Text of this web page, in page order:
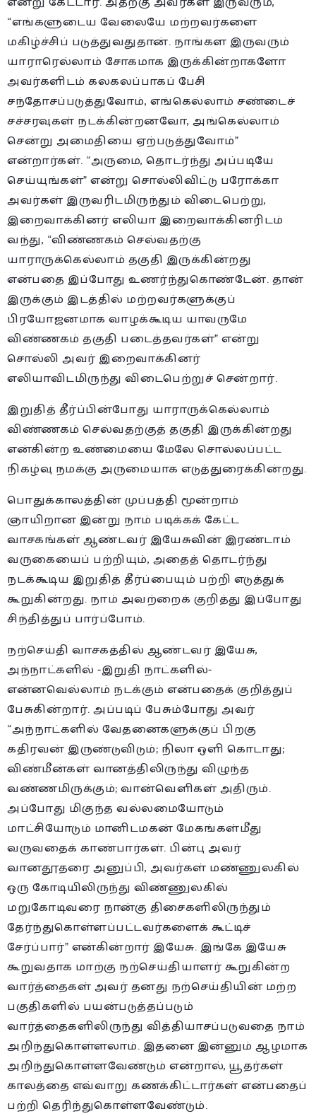
“எங்களுடைய வேலையே மற்றவர்களை
மகிழ்ச்சிப் படுத்துவதுதான். நாங்கள இருவரும்
யாராரெல்லாம் சோகமாக இருக்கின்றாகளோ
அவர்களிடம் கலகலப்பாகப் பேசி
சந்தோசப்படுத்துவோம், எங்கெல்லாம் சண்டைச்
சச்சரவுகள் நடக்கின்றனவோ, அங்கெல்லாம்
சென்று அமைதியை ஏற்படுத்துவோம்”
என்றார்கள். “அருமை, தொடர்ந்து அப்படியே
செய்யுங்கள்” என்று சொல்லிவிட்டு பரோக்கா
அவர்கள் இருவரிடமிருந்தும் விடைபெற்று,
இறைவாக்கினர் எலியா இறைவாக்கினரிடம்
வந்து, “விண்ணகம் செல்வதற்கு
யாராருக்கெல்லாம் தகுதி இருக்கின்றது
என்பதை இப்போது உணர்ந்துகொண்டேன். தான்
இருக்கும் இடத்தில் மற்றவர்களுக்குப்
பிரயோஜனமாக வாழக்கூடிய யாவருமே
விண்ணகம் தகுதி படைத்தவர்கள்” என்று
சொல்லி அவர் இறைவாக்கினர்
எலியாவிடமிருந்து விடைபெற்றுச் சென்றார்.
இறுதித் தீர்ப்பின்போது யாராருக்கெல்லாம்
விண்ணகம் செல்வதற்குத் தகுதி இருக்கின்றது
என்கின்ற உண்மையை மேலே சொல்லப்பட்ட
நிகழ்வு நமக்கு அருமையாக எடுத்துரைக்கின்றது.
பொதுக்காலத்தின் முப்பத்தி மூன்றாம்
ஞாயிறான இன்று நாம் படிக்கக் கேட்ட
வாசகங்கள் ஆண்டவர் இயேசுவின் இரண்டாம்
வருகையைப் பற்றியும், அதைத் தொடர்ந்து
நடக்கூடிய இறுதித் தீர்ப்பையும் பற்றி எடுத்துக்
கூறுகின்றது. நாம் அவற்றைக் குறித்து இப்போது
சிந்தித்துப் பார்ப்போம்.
நற்செய்தி வாசகத்தில் ஆண்டவர் இயேசு,
அந்நாட்களில் -இறுதி நாட்களில்-
என்னவெல்லாம் நடக்கும் என்பதைக் குறித்துப்
பேசுகின்றார். அப்படிப் பேசும்போது அவர்
“அந்நாட்களில் வேதனைகளுக்குப் பிறகு
கதிரவன் இருண்டுவிடும்; நிலா ஒளி கொடாது;
விண்மீன்கள் வானத்திலிருந்து விழுந்த
வண்ணமிருக்கும்; வான்வெளிகள் அதிரும்.
அப்போது மிகுந்த வல்லமையோடும்
மாட்சியோடும் மானிடமகன் மேகங்கள்மீது
வருவதைக் காண்பார்கள். பின்பு அவர்
வானதூதரை அனுப்பி, அவர்கள் மண்ணுலகில்
ஒரு கோடியிலிருந்து விண்ணுலகில்
மறுகோடிவரை நான்கு திசைகளிலிருந்தும்
தேர்ந்துகொள்ளப்பட்டவர்களைக் கூட்டிச்
சேர்ப்பார்” என்கின்றார் இயேசு. இங்கே இயேசு
கூறுவதாக மாற்கு நற்செய்தியாளர் கூறுகின்ற
வார்த்தைகள் அவர் தனது நற்செய்தியின் மற்ற
பகுதிகளில் பயன்படுத்தப்படும்
வார்த்தைகளிலிருந்து வித்தியாசப்படுவதை நாம்
அறிந்துகொள்ளலாம். இதனை இன்னும் ஆழமாக
அறிந்துகொள்ளவேண்டும் என்றால், யூதர்கள்
காலத்தை எவ்வாறு கணக்கிட்டார்கள் என்பதைப்
பற்றி தெரிந்துகொள்ளவேண்டும்.